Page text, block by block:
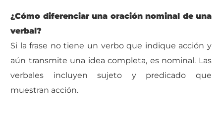
¿Cómo diferenciar una oración nominal de una
verbal?
Si la frase no tiene un verbo que indique acción y
aún transmite una idea completa, es nominal. Las
verbales incluyen sujeto y predicado que
muestran acción.